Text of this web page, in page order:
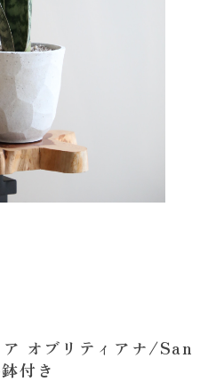
オブリティアナ/San
付き